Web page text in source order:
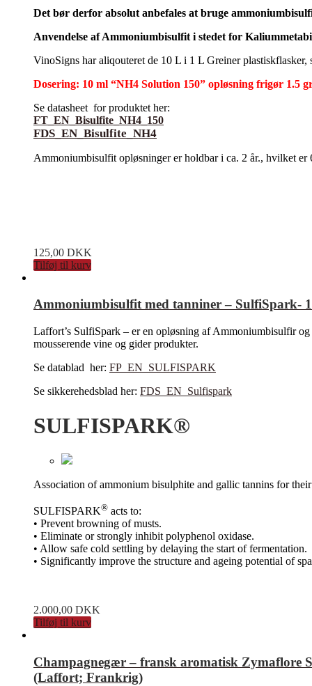
Det bør derfor absolut anbefales at bruge
Anvendelse af Ammoniumbisulfit i stedet for
VinoSigns har aliqouteret de 10 L i 1 L Greiner
Dosering: 10 ml “NH4 Solution 150” opløsning frigør 1.5
Se datasheet for produktet her:
FT_EN_Bisulfite_NH4_150
FDS_EN_Bisulfite_NH4
Ammoniumbisulfit opløsninger er holdbar i ca. 2 år., hvilket
125,00 DKK
Tilføj til kurv
Ammoniumbisulfit med tanniner – SulfiSpark-
Laffort’s SulfiSpark – er en opløsning af Ammoniumbisulfir
mousserende vine og gider produkter.
Se datablad her: FP_EN_SULFISPARK
Se sikkerehedsblad her: FDS_EN_Sulfispark
SULFISPARK®
Association of ammonium bisulphite and gallic tannins for
SULFISPARK® acts to:
• Prevent browning of musts.
• Eliminate or strongly inhibit polyphenol oxidase.
• Allow safe cold settling by delaying the start of fermentation.
• Significantly improve the structure and ageing potential of
2.000,00 DKK
Tilføj til kurv
Champagnegær – fransk aromatisk Zymaflore
(Laffort; Frankrig)